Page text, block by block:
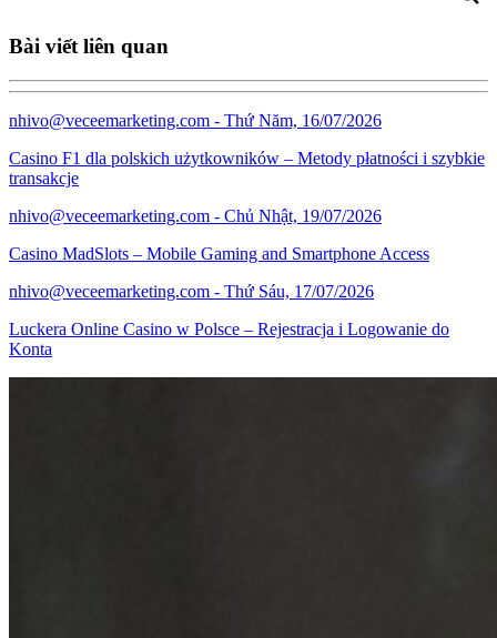
Bài viết liên quan
nhivo@veceemarketing.com - Thứ Năm, 16/07/2026
Casino F1 dla polskich użytkowników – Metody płatności i szybkie
transakcje
nhivo@veceemarketing.com - Chủ Nhật, 19/07/2026
Casino MadSlots – Mobile Gaming and Smartphone Access
nhivo@veceemarketing.com - Thứ Sáu, 17/07/2026
Luckera Online Casino w Polsce – Rejestracja i Logowanie do
Konta